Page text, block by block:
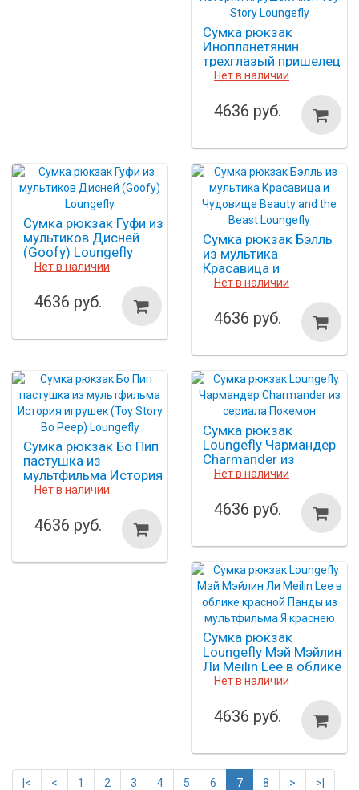
Сумка рюкзак
Инопланетянин
трехглазый пришелец
из мультика История
Story Loungefly
Нет в наличии
4636 руб.
Сумка рюкзак Гуфи из
мультиков Дисней
(Goofy) Loungefly
Нет в наличии
4636 руб.
Сумка рюкзак Бэлль
из мультика
Красавица и
Чудовище Beauty and
Нет в наличии
4636 руб.
Сумка рюкзак Бо Пип
пастушка из
мультфильма История
игрушек (Toy Story Bo
Нет в наличии
4636 руб.
Сумка рюкзак
Loungefly Чармандер
Charmander из
сериала Покемон
Нет в наличии
4636 руб.
Сумка рюкзак
Loungefly Мэй Мэйлин
Ли Meilin Lee в облике
красной Панды из
краснею
Нет в наличии
4636 руб.
|< < 1 2 3 4 5 6 7 8 >
>|